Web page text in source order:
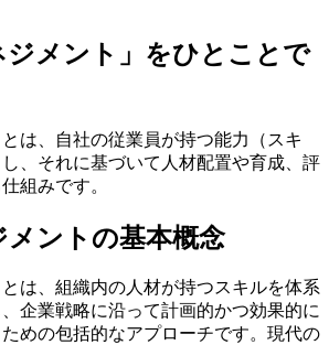
ジメント」をひとことで
は、自社の従業員が持つ能力（スキ
、それに基づいて人材配置や育成、評
組みです。
ントの基本概念
は、組織内の人材が持つスキルを体系
企業戦略に沿って計画的かつ効果的に
めの包括的なアプローチです。現代の